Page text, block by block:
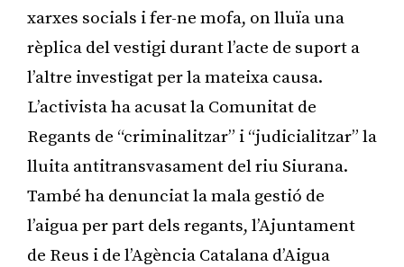
xarxes socials i fer-ne mofa, on lluïa una
rèplica del vestigi durant l’acte de suport a
l’altre investigat per la mateixa causa.
L’activista ha acusat la Comunitat de
Regants de “criminalitzar” i “judicialitzar” la
lluita antitransvasament del riu Siurana.
També ha denunciat la mala gestió de
l’aigua per part dels regants, l’Ajuntament
de Reus i de l’Agència Catalana d’Aigua